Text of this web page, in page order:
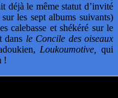
déjà le même statut d’invité
les sept albums suivants)
calebasse et shékéré sur le
dans le Concile des oiseaux
Loukoumotive,
qui
!